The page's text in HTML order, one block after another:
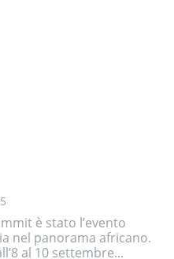
è stato l’evento
nel panorama africano.
al 10 settembre...